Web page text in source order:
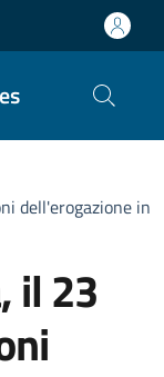
dell'erogazione in
il 23